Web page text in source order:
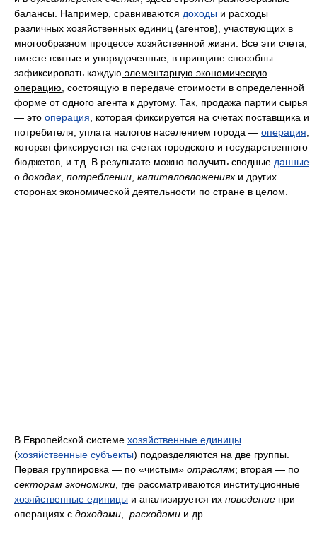
балансы. Например, сравниваются доходы и расходы
различных хозяйственных единиц (агентов), участвующих в
многообразном процессе хозяйственной жизни. Все эти счета,
вместе взятые и упорядоченные, в принципе способны
зафиксировать каждую элементарную экономическую
операцию, состоящую в передаче стоимости в определенной
форме от одного агента к другому. Так, продажа партии сырья
— это операция , которая фиксируется на счетах поставщика и
потребителя; уплата налогов населением города — операция
которая фиксируется на счетах городского и государственного
бюджетов, и т.д. В результате можно получить сводные данные
о доходах потреблении капиталовложениях и других
сторонах экономической деятельности по стране в целом.
В Европейской системе хозяйственные единицы
(хозяйственные субъекты) подразделяются на две группы.
Первая группировка — по «чистым» отраслям; вторая — по
секторам экономики , где рассматриваются институционные
хозяйственные единицы и анализируется их поведение при
операциях с доходами расходами и др..